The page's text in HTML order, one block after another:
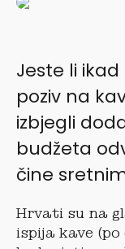
Jeste li
poziv na
izbjegli
budžeta
čine
Hrvati su na
ispija kave